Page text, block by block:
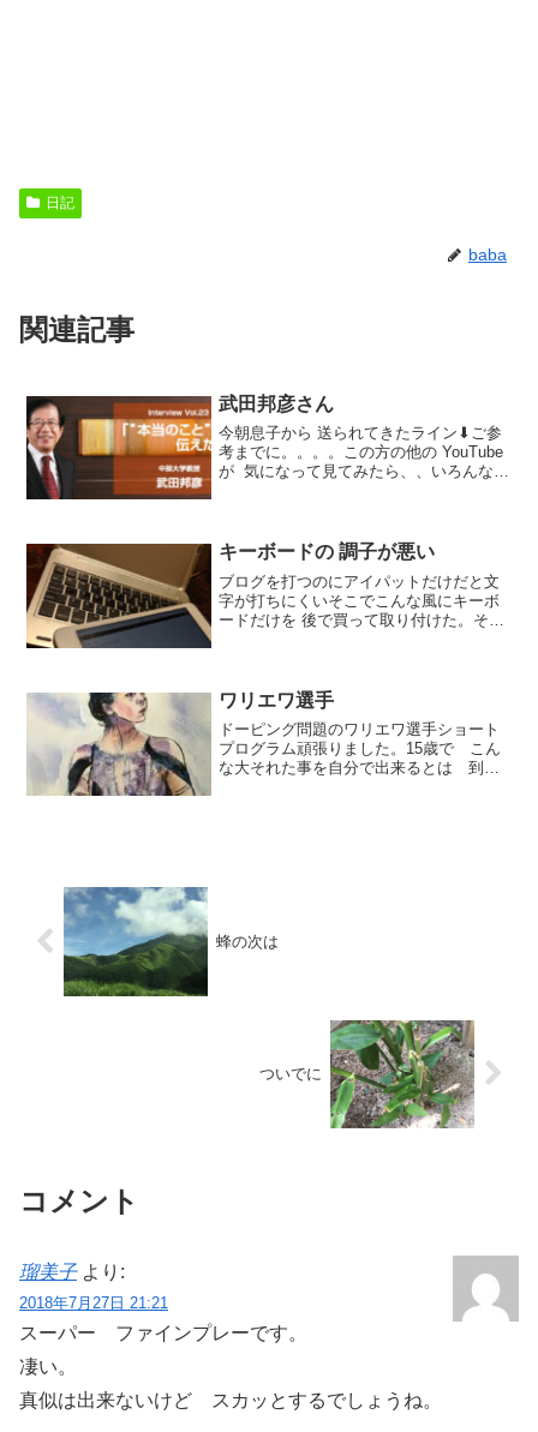
日記
baba
関連記事
武田邦彦さん
今朝息子から 送られてきたライン⬇︎ご参
考までに。。。。この方の他の YouTube
が 気になって見てみたら、、いろんな
キーボードの 調子が悪い
ブログを打つのにアイパットだけだと文
字が打ちにくいそこでこんな風にキーボ
ードだけを 後で買って取り付けた。その
らないと作動しなくな...
ワリエワ選手
ドーピング問題のワリエワ選手ショート
プログラム頑張りました。15歳で こん
な大それた事を自分で出来るとは 到底
蜂の次は
ついでに
コメント
瑠美子 より:
2018年7月27日 21:21
スーパー ファインプレーです。
凄い。
真似は出来ないけど スカッとするでしょうね。